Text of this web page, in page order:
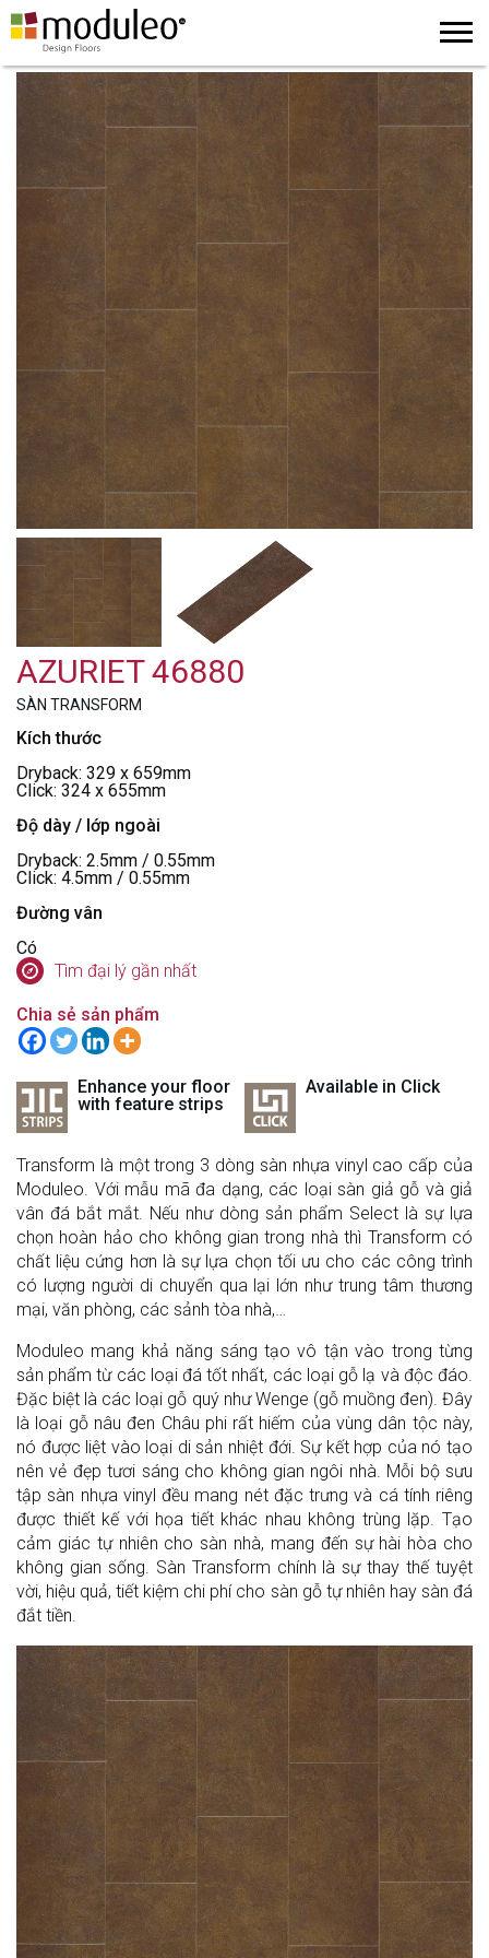
AZURIET 46880
SÀN TRANSFORM
Kích thước
Dryback: 329 x 659mm
Click: 324 x 655mm
Độ dày / lớp ngoài
Dryback: 2.5mm / 0.55mm
Click: 4.5mm / 0.55mm
Đường vân
Có
Tìm đại lý gần nhất
Chia sẻ sản phẩm
Enhance your floor
with feature strips
Available in Click
Transform là một trong 3 dòng sàn nhựa vinyl cao cấp của
Moduleo. Với mẫu mã đa dạng, các loại sàn giả gỗ và giả
vân đá bắt mắt. Nếu như dòng sản phẩm Select là sự lựa
chọn hoàn hảo cho không gian trong nhà thì Transform có
chất liệu cứng hơn là sự lựa chọn tối ưu cho các công trình
có lượng người di chuyển qua lại lớn như trung tâm thương
mại, văn phòng, các sảnh tòa nhà,…
Moduleo mang khả năng sáng tạo vô tận vào trong từng
sản phẩm từ các loại đá tốt nhất, các loại gỗ lạ và độc đáo.
Đặc biệt là các loại gỗ quý như Wenge (gỗ muồng đen). Đây
là loại gỗ nâu đen Châu phi rất hiếm của vùng dân tộc này,
nó được liệt vào loại di sản nhiệt đới. Sự kết hợp của nó tạo
nên vẻ đẹp tươi sáng cho không gian ngôi nhà. Mỗi bộ sưu
tập sàn nhựa vinyl đều mang nét đặc trưng và cá tính riêng
được thiết kế với họa tiết khác nhau không trùng lặp. Tạo
cảm giác tự nhiên cho sàn nhà, mang đến sự hài hòa cho
không gian sống. Sàn Transform chính là sự thay thế tuyệt
vời, hiệu quả, tiết kiệm chi phí cho sàn gỗ tự nhiên hay sàn đá
đắt tiền.